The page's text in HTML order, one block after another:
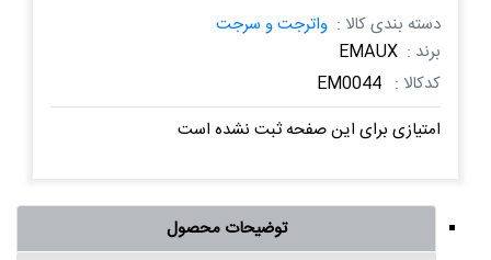
دسته بندی کالا : واترجت و سرجت
برند : EMAUX
کدکالا : EM0044
امتیازی برای این صفحه ثبت نشده است
توضیحات محصول